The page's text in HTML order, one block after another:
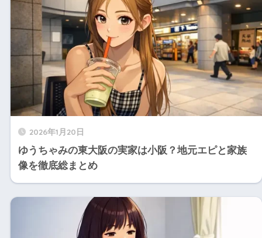
2026年1月20日
ゆうちゃみの東大阪の実家は小阪？地元エピと家族
像を徹底総まとめ